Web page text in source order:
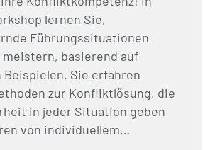
lernen Sie,
Führungssituationen
meistern, basierend auf
Beispielen. Sie erfahren
zur Konfliktlösung, die
in jeder Situation geben
von individuellem…